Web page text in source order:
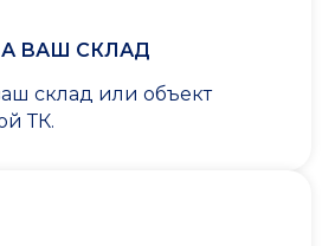
ВАШ СКЛАД
склад или объект
ТК.